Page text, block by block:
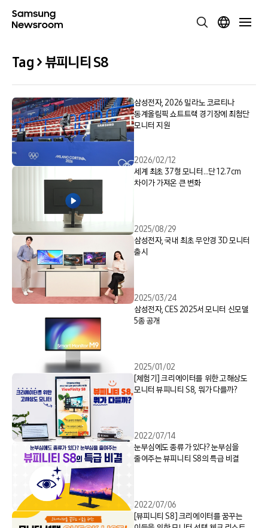
Tag > 뷰피니티 S8
삼성전자, 2026 밀라노 코르티나
동계올림픽 쇼트트랙 경기장에 최첨단
모니터 지원
2026/02/12
세계 최초 37형 모니터…단 12.7cm
차이가 가져온 큰 변화
2025/08/29
삼성전자, 국내 최초 무안경 3D 모니터
출시
2025/03/24
삼성전자, CES 2025서 모니터 신모델
5종 공개
2025/01/02
[체험기] 크리에이터를 위한 고해상도
모니터 뷰피니티 S8, 뭐가 다를까?
2022/07/14
눈부심에도 종류가 있다? 눈부심을
줄여주는 뷰피니티 S8의 특급 비결
2022/07/06
[뷰피니티 S8] 크리에이터를 꿈꾸는